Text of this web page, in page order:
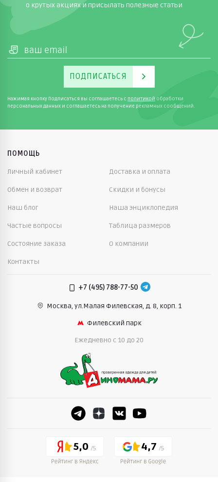
о крутых акциях и присылать полезные статьи
ПОДПИСАТЬСЯ
Нажимая кнопку Подписаться вы соглашаетесь с политикой обработки
персональных данных и соглашаетесь на получение рекламных сообщений.
ПОМОЩЬ
Личный кабинет Доставка и оплата
Обмен и возврат Скидки и бонусы
Наш блог Наша энциклопедия
Частые вопросы Таблица размеров
Состояние заказа О компании
Контакты
+7 (495) 788-77-50
Москва, ул.Малая Филевская, д. 8, корп. 1
Филевский парк
Ежедневно c 10 до 20
5,0 4,7